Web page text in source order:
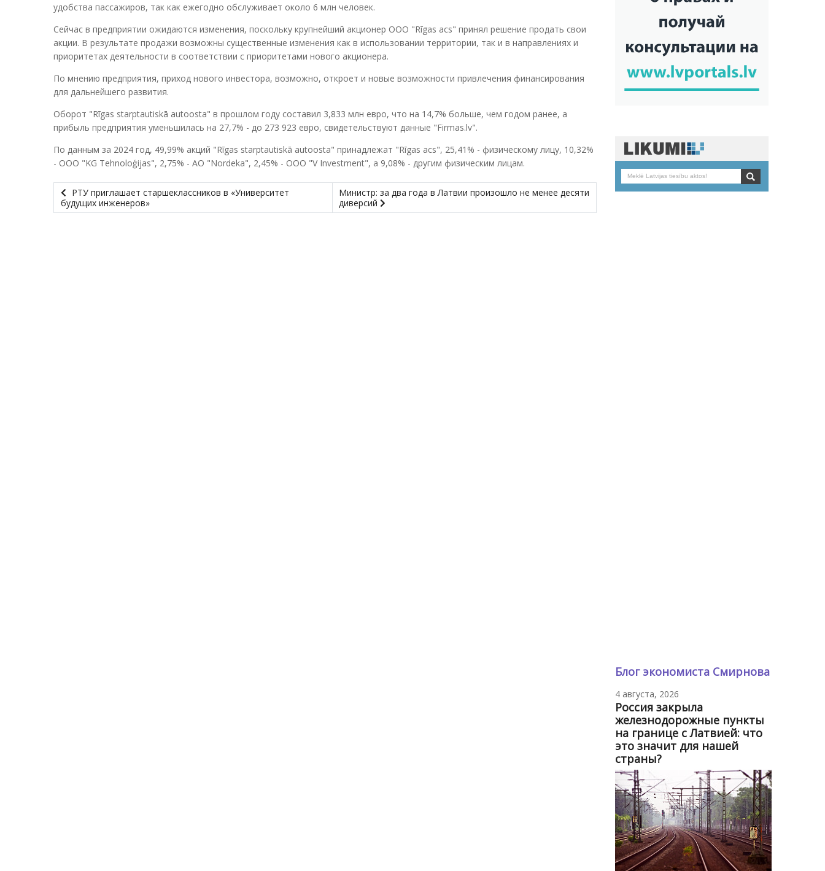
удобства пассажиров, так как ежегодно обслуживает около 6 млн человек.
Сейчас в предприятии ожидаются изменения, поскольку крупнейший акционер ООО "Rīgas acs" принял решение продать свои
акции. В результате продажи возможны существенные изменения как в использовании территории, так и в направлениях и
приоритетах деятельности в соответствии с приоритетами нового акционера.
По мнению предприятия, приход нового инвестора, возможно, откроет и новые возможности привлечения финансирования
для дальнейшего развития.
Оборот "Rīgas starptautiskā autoosta" в прошлом году составил 3,833 млн евро, что на 14,7% больше, чем годом ранее, а
прибыль предприятия уменьшилась на 27,7% - до 273 923 евро, свидетельствуют данные "Firmas.lv".
По данным за 2024 год, 49,99% акций "Rīgas starptautiskā autoosta" принадлежат "Rīgas acs", 25,41% - физическому лицу, 10,32%
- ООО "KG Tehnoloģijas", 2,75% - АО "Nordeka", 2,45% - ООО "V Investment", а 9,08% - другим физическим лицам.
РТУ приглашает старшеклассников в «Университет
будущих инженеров»
Министр: за два года в Латвии произошло не менее десяти
диверсий
Блог экономиста Смирнова
4 августа, 2026
Россия закрыла
железнодорожные пункты
на границе с Латвией: что
это значит для нашей
страны?